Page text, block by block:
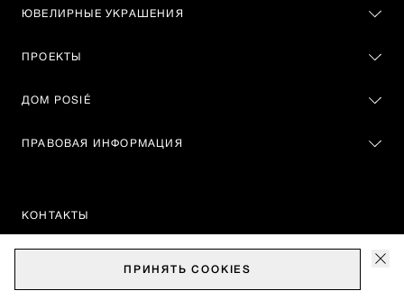
ЮВЕЛИРНЫЕ УКРАШЕНИЯ
ПРОЕКТЫ
ДОМ POSIÉ
ПРАВОВАЯ ИНФОРМАЦИЯ
КОНТАКТЫ
88005500111
ПРИНЯТЬCOOKIES